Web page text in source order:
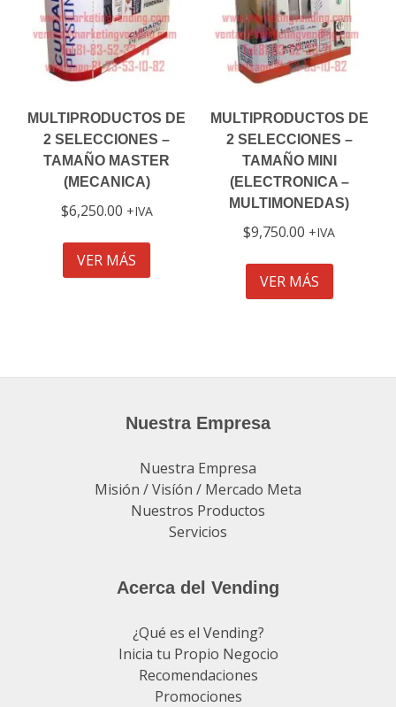
MULTIPRODUCTOS DE
2 SELECCIONES –
TAMAÑO MASTER
(MECANICA)
$6,250.00 IVA
VER MÁS
MULTIPRODUCTOS DE
2 SELECCIONES –
TAMAÑO MINI
(ELECTRONICA –
MULTIMONEDAS)
$9,750.00 IVA
VER MÁS
Nuestra Empresa
Nuestra Empresa
Misión / Visíón / Mercado Meta
Nuestros Productos
Servicios
Acerca del Vending
¿Qué es el Vending?
Inicia tu Propio Negocio
Recomendaciones
Promociones